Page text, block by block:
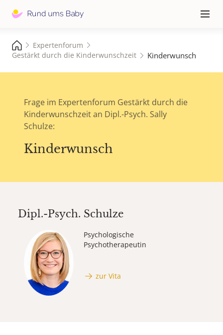
≡
Expertenforum
Gestärkt durch die Kinderwunschzeit
Kinderwunsch
Frage im Expertenforum Gestärkt durch die
Kinderwunschzeit an Dipl.-Psych. Sally
Schulze:
Kinderwunsch
Dipl.-Psych. Schulze
Psychologische
Psychotherapeutin
zur Vita